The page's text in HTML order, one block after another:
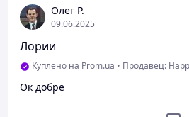
Олег Р.
09.06.2025
Лории
Куплено на Prom.ua • Продавец:
Ок добре